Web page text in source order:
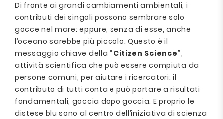
Di fronte ai grandi cambiamenti ambientali, i
contributi dei singoli possono sembrare solo
gocce nel mare: eppure, senza di esse, anche
l’oceano sarebbe più piccolo. Questo è il
messaggio chiave della “Citizen Science”,
attività scientifica che può essere compiuta da
persone comuni, per aiutare i ricercatori: il
contributo di tutti conta e può portare a risultati
fondamentali, goccia dopo goccia. E proprio le
distese blu sono al centro dell’iniziativa di scienza